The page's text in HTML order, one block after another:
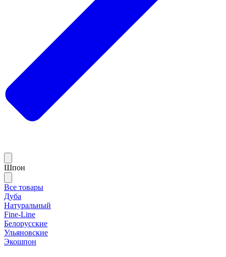
Шпон
Все товары
Дуба
Натуральный
Fine-Line
Белорусские
Ульяновские
Экошпон